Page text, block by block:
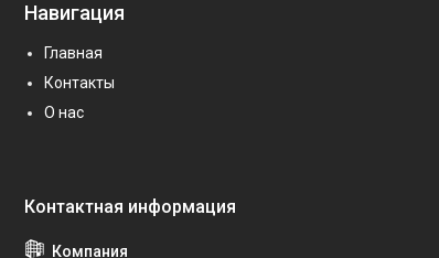
Навигация
Главная
Контакты
О нас